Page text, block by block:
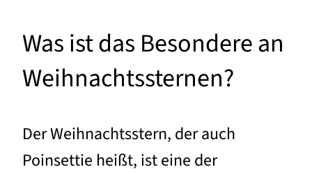
Was ist das Besondere an
Weihnachtssternen?
Der Weihnachtsstern, der auch
Poinsettie heißt, ist eine der